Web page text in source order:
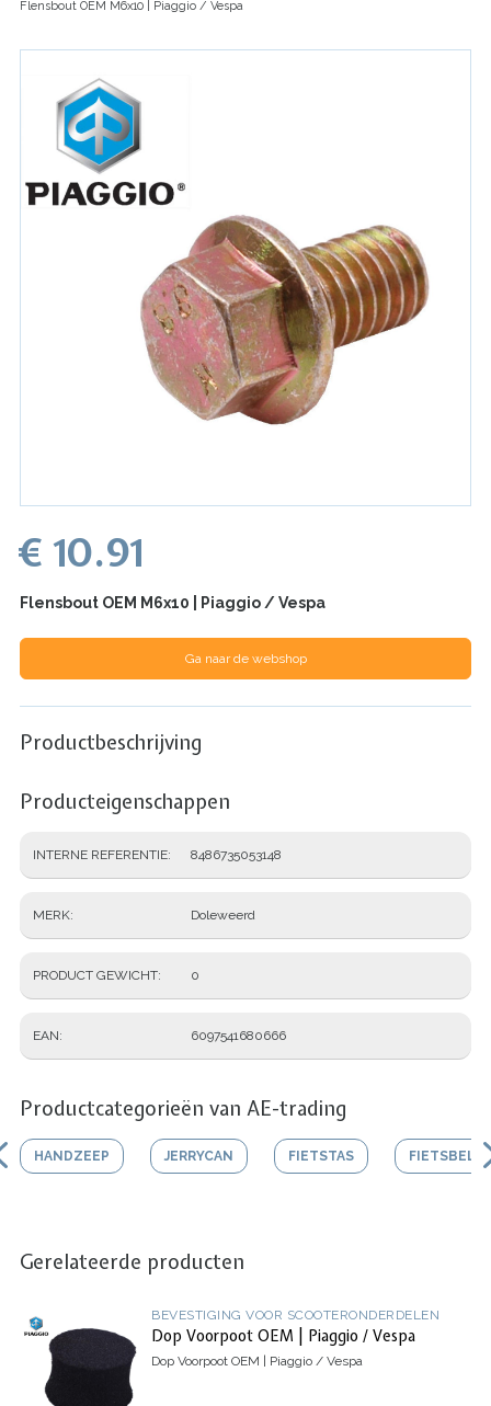
Flensbout OEM M6x10 | Piaggio / Vespa
€ 10.91
Flensbout OEM M6x10 | Piaggio / Vespa
Ga naar de webshop
Productbeschrijving
Producteigenschappen
INTERNE REFERENTIE 8486735053148
MERK Doleweerd
PRODUCT GEWICHT 0
EAN 6097541680666
Productcategorieën van AE-trading
HANDZEEP JERRYCAN FIETSTAS FIETSBEL
Gerelateerde producten
BEVESTIGING VOOR SCOOTERONDERDELEN
Dop Voorpoot OEM | Piaggio / Vespa
Dop Voorpoot OEM | Piaggio / Vespa